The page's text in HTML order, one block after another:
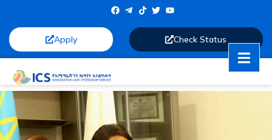
Apply Check Status